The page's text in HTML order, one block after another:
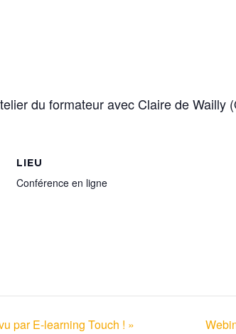
du formateur avec Claire de Wailly
LIEU
Conférence en ligne
par E-learning Touch ! »